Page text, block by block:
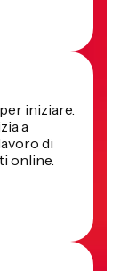
iniziare.
a
di
online.